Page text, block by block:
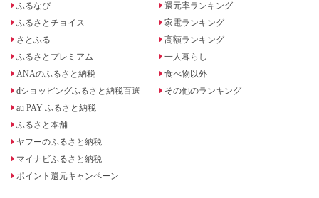
ふるなび
ふるさとチョイス
さとふる
ふるさとプレミアム
ANAのふるさと納税
dショッピングふるさと納税百選
au PAY ふるさと納税
ふるさと本舗
ヤフーのふるさと納税
マイナビふるさと納税
ポイント還元キャンペーン
還元率ランキング
家電ランキング
高額ランキング
一人暮らし
食べ物以外
その他のランキング